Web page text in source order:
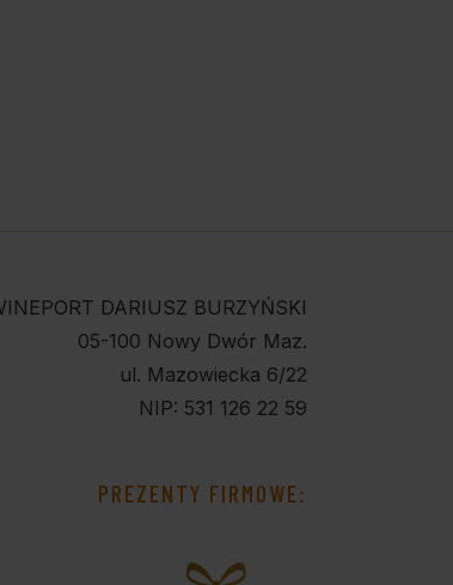
DARIUSZ BURZYŃSKI
05-100 Nowy Dwór Maz.
ul. Mazowiecka 6/22
NIP: 531 126 22 59
PREZENTY FIRMOWE: